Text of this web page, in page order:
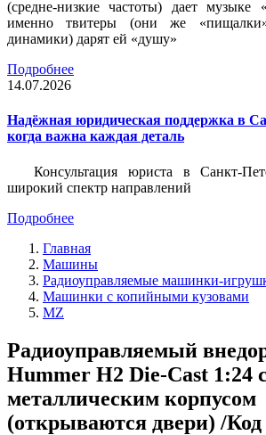
(средне-низкие частоты) дает
именно твитеры (они же
динамики) дарят ей «душу»
Подробнее
14.07.2026
Надёжная юридическая поддержка в
когда важна каждая деталь
Консультация юриста в Санкт-
широкий спектр направлений
Подробнее
Главная
Машины
Радиоуправляемые машинки-
Машинки с копийными кузовами
MZ
Радиоуправляемый
Hummer H2 Die-Cast 1:24 с
металлическим корпусом
(открываются двери) /Код